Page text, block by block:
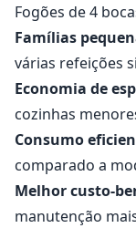
Fogões de 4
Famílias
várias refeições
Economia de
cozinhas
Consumo
comparado a
Melhor custo-
manutenção